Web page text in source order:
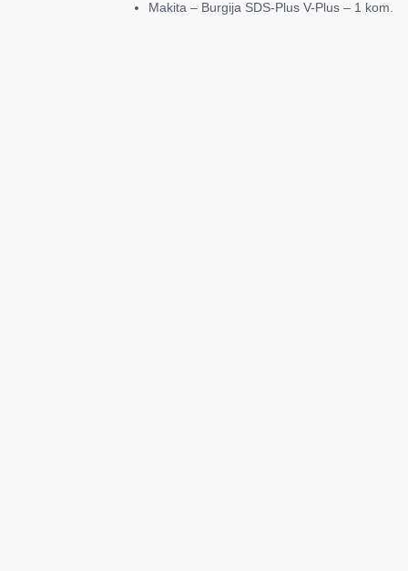
Makita – Burgija SDS-Plus V-Plus – 1 kom.